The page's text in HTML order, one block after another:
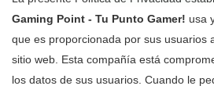
Gaming Point - Tu Punto Gamer! usa
que es proporcionada por sus usuarios
sitio web. Esta compañía está
los datos de sus usuarios. Cuando le